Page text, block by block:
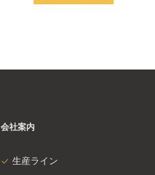
会社案内
生産ライン